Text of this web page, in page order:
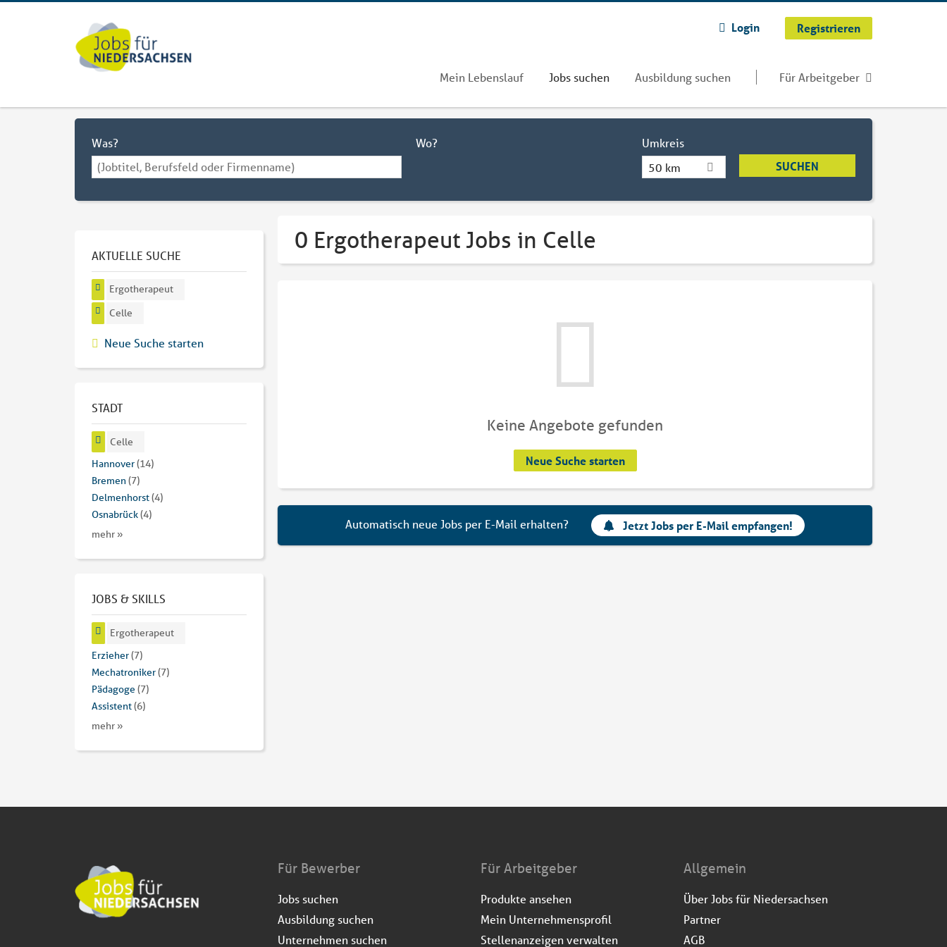
Login Registrieren
Mein Lebenslauf Jobs suchen Ausbildung suchen Für Arbeitgeber
Was? Wo?
Umkreis
50 km
0 Ergotherapeut Jobs in Celle
Keine Angebote gefunden
Neue Suche starten
Automatisch neue Jobs per E-Mail erhalten? Jetzt Jobs per E-Mail empfangen!
AKTUELLE SUCHE
Ergotherapeut
Celle
Neue Suche starten
STADT
Celle
Hannover(14)
Bremen(7)
Delmenhorst(4)
Osnabrück(4)
mehr »
JOBS & SKILLS
Ergotherapeut
Erzieher(7)
Mechatroniker(7)
Pädagoge (7)
Assistent(6)
mehr »
Für Bewerber
Jobs suchen
Ausbildung suchen
Unternehmen suchen
Für Arbeitgeber
Produkte ansehen
Mein Unternehmensprofil
Stellenanzeigen verwalten
Allgemein
Über Jobs für Niedersachsen
Partner
AGB